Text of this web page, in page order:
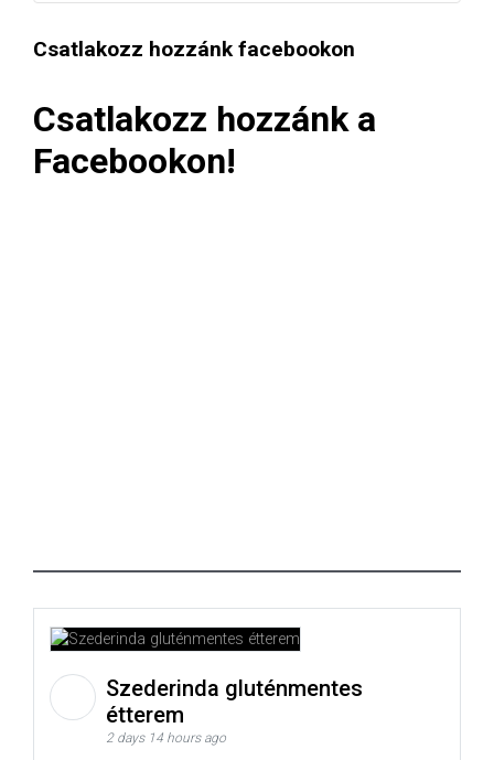
Csatlakozz hozzánk facebookon
Csatlakozz hozzánk a
Facebookon!
Szederinda gluténmentes
étterem
2 days 14 hours ago